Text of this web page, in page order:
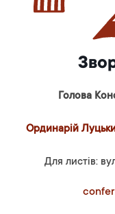
Голова
Ординарій
Для листів: